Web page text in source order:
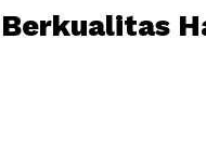
Berkualitas